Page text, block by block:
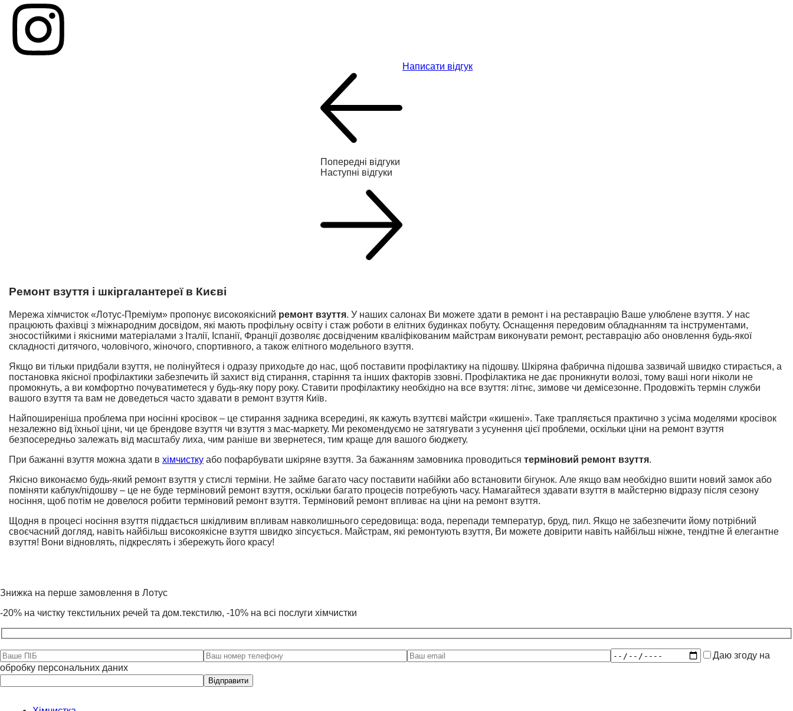
Попередні відгуки
Наступні відгуки
Написати відгук
Ремонт взуття і шкіргалантереї в Києві
Мережа хімчисток «Лотус-Преміум» пропонує високоякісний ремонт взуття. У наших салонах Ви можете здати в ремонт і на реставрацію Ваше улюблене взуття. У нас
працюють фахівці з міжнародним досвідом, які мають профільну освіту і стаж роботи в елітних будинках побуту. Оснащення передовим обладнанням та інструментами,
зносостійкими і якісними матеріалами з Італії, Іспанії, Франції дозволяє досвідченим кваліфікованим майстрам виконувати ремонт, реставрацію або оновлення будь-якої
складності дитячого, чоловічого, жіночого, спортивного, а також елітного модельного взуття.
Якщо ви тільки придбали взуття, не полінуйтеся і одразу приходьте до нас, щоб поставити профілактику на підошву. Шкіряна фабрична підошва зазвичай швидко стирається, а
постановка якісної профілактики забезпечить їй захист від стирання, старіння та інших факторів ззовні. Профілактика не дає проникнути волозі, тому ваші ноги ніколи не
промокнуть, а ви комфортно почуватиметеся у будь-яку пору року. Ставити профілактику необхідно на все взуття: літнє, зимове чи демісезонне. Продовжіть термін служби
вашого взуття та вам не доведеться часто здавати в ремонт взуття Київ.
Найпоширеніша проблема при носінні кросівок – це стирання задника всередині, як кажуть взуттєві майстри «кишені». Таке трапляється практично з усіма моделями кросівок
незалежно від їхньої ціни, чи це брендове взуття чи взуття з мас-маркету. Ми рекомендуємо не затягувати з усунення цієї проблеми, оскільки ціни на ремонт взуття
безпосередньо залежать від масштабу лиха, чим раніше ви звернетеся, тим краще для вашого бюджету.
При бажанні взуття можна здати в хімчистку або пофарбувати шкіряне взуття. За бажанням замовника проводиться терміновий ремонт взуття.
Якісно виконаємо будь-який ремонт взуття у стислі терміни. Не займе багато часу поставити набійки або встановити бігунок. Але якщо вам необхідно вшити новий замок або
поміняти каблук/підошву – це не буде терміновий ремонт взуття, оскільки багато процесів потребують часу. Намагайтеся здавати взуття в майстерню відразу після сезону
носіння, щоб потім не довелося робити терміновий ремонт взуття. Терміновий ремонт впливає на ціни на ремонт взуття.
Щодня в процесі носіння взуття піддається шкідливим впливам навколишнього середовища: вода, перепади температур, бруд, пил. Якщо не забезпечити йому потрібний
своєчасний догляд, навіть найбільш високоякісне взуття швидко зіпсується. Майстрам, які ремонтують взуття, Ви можете довірити навіть найбільш ніжне, тендітне й елегантне
взуття! Вони відновлять, підкреслять і збережуть його красу!
Знижка на перше замовлення в Лотус
-20% на чистку текстильних речей та дом.текстилю, -10% на всі послуги хімчистки
Даю згоду на
обробку персональних даних
leave